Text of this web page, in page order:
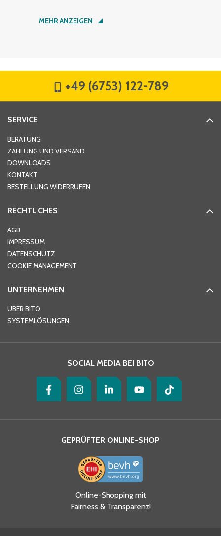
Nachname*
Hausnummer
Ort*
Telefon
Ja, ich habe die
Datenschutzhinweise gelesen
und akzeptiere diese.
MEHR ANZEIGEN
+49 (6753) 122-789
SERVICE
BERATUNG
ZAHLUNG UND VERSAND
DOWNLOADS
KONTAKT
BESTELLUNG WIDERRUFEN
RECHTLICHES
AGB
IMPRESSUM
DATENSCHUTZ
COOKIE MANAGEMENT
UNTERNEHMEN
ÜBER BITO
SYSTEMLÖSUNGEN
SOCIAL MEDIA BEI BITO
GEPRÜFTER ONLINE-SHOP
Online-Shopping mit
Fairness & Transparenz!